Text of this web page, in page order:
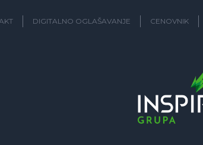
DIGITALNO OGLAŠAVANJE CENOVNIK